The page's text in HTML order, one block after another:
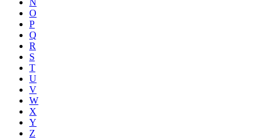
N
O
P
Q
R
S
T
U
V
W
X
Y
Z